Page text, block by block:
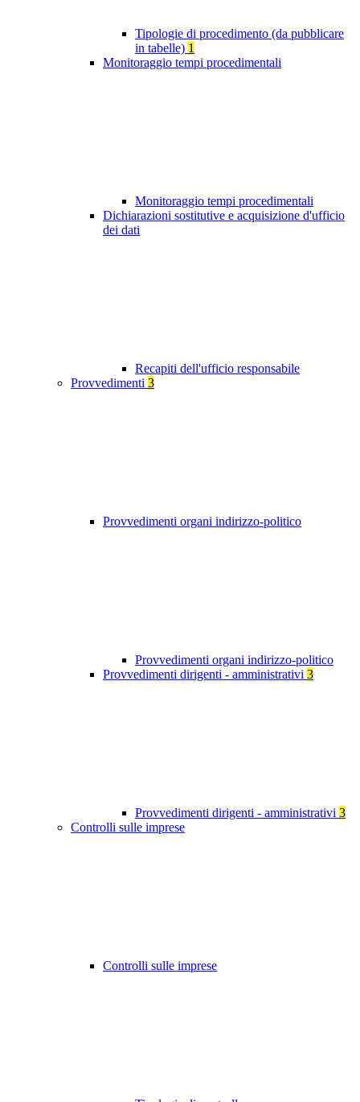
Tipologie di procedimento (da pubblicare
in tabelle) 1
Monitoraggio tempi procedimentali
Monitoraggio tempi procedimentali
Dichiarazioni sostitutive e acquisizione d'ufficio
dei dati
Recapiti dell'ufficio responsabile
Provvedimenti 3
Provvedimenti organi indirizzo-politico
Provvedimenti organi indirizzo-politico
Provvedimenti dirigenti - amministrativi 3
Provvedimenti dirigenti - amministrativi 3
Controlli sulle imprese
Controlli sulle imprese